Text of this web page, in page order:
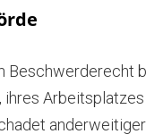
Beschwerderecht